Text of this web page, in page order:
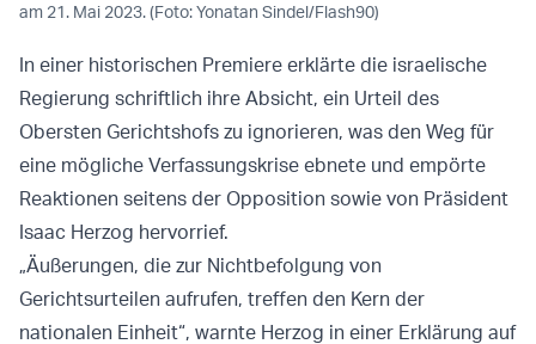
am 21. Mai 2023. (Foto: Yonatan Sindel/Flash90)
In einer historischen Premiere erklärte die israelische
Regierung schriftlich ihre Absicht, ein Urteil des
Obersten Gerichtshofs zu ignorieren, was den Weg für
eine mögliche Verfassungskrise ebnete und empörte
Reaktionen seitens der Opposition sowie von Präsident
Isaac Herzog hervorrief.
„Äußerungen, die zur Nichtbefolgung von
Gerichtsurteilen aufrufen, treffen den Kern der
nationalen Einheit“, warnte Herzog in einer Erklärung auf